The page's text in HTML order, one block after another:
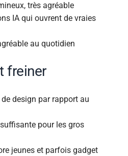
très agréable
IA qui ouvrent de vraies
au quotidien
freiner
design par rapport au
pour les gros
jeunes et parfois gadget